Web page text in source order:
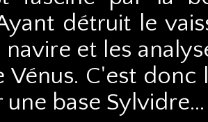
détruit le
et les
Vénus. C'est
base Sylvidre...